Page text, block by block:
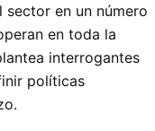
en un número
en toda la
interrogantes
políticas